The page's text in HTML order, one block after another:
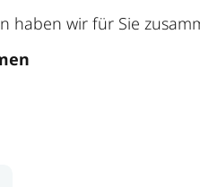
haben wir für Sie